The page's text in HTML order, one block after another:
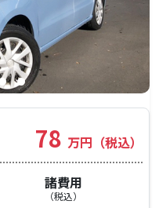
78 万円（税込）
諸費用
（税込）